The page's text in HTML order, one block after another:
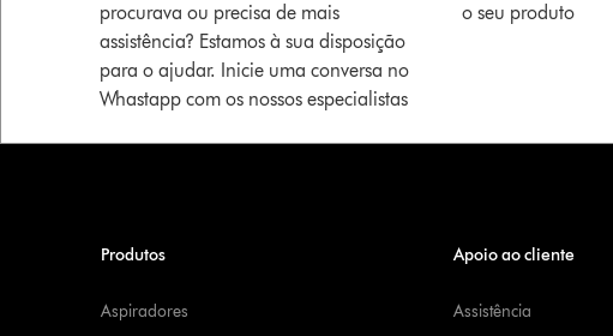
procurava ou precisa de mais
assistência? Estamos à sua disposição
para o ajudar. Inicie uma conversa no
Whastapp com os nossos especialistas
o seu produto
Produtos
Aspiradores
Apoio ao cliente
Assistência